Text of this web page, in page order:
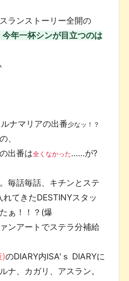
ランストーリー全開の
今年一杯シンが目立つのは
ナマリアの出番少なッ！？
、
出番は全くなかった……が?
毎話毎話、キチンとステ
てきたDESTINYスタッ
ぁ！！？(爆
ンアートでステラ分補給
)のDIARY内ISA'ｓ DIARYに
ナ、カガリ、アスラン。